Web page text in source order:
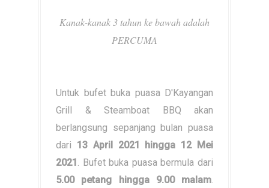
Kanak-kanak 3 tahun ke bawah adalah
PERCUMA
Untuk bufet buka puasa D'Kayangan
Grill & Steamboat BBQ akan
berlangsung sepanjang bulan puasa
dari 13 April 2021 hingga 12 Mei
2021
. Bufet buka puasa bermula dari
5.00 petang hingga 9.00 malam